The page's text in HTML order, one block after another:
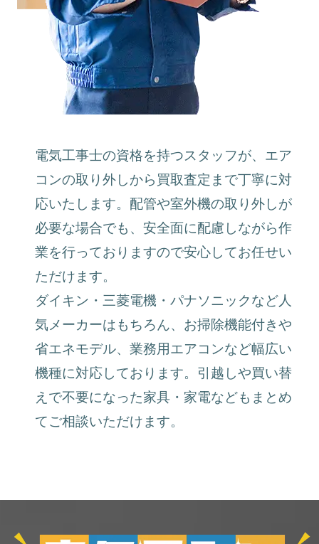
電気工事士の資格を持つスタッフが、エア
コンの取り外しから買取査定まで丁寧に対
応いたします。配管や室外機の取り外しが
必要な場合でも、安全面に配慮しながら作
業を行っておりますので安心してお任せい
ただけます。
ダイキン・三菱電機・パナソニックなど人
気メーカーはもちろん、お掃除機能付きや
省エネモデル、業務用エアコンなど幅広い
機種に対応しております。引越しや買い替
えで不要になった家具・家電などもまとめ
てご相談いただけます。